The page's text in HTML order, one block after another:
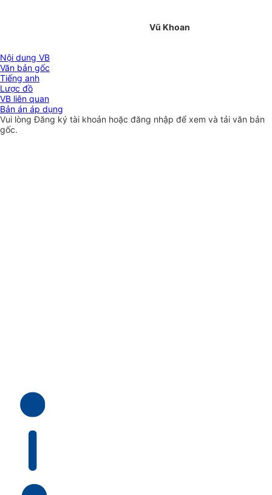
Vũ Khoan
Nội dung VB
Văn bản gốc
Tiếng anh
Lược đồ
VB liên quan
Bản án áp dụng
Vui lòngĐăng ký tài khoản hoặc đăng nhập để xem và tải văn bản
gốc.